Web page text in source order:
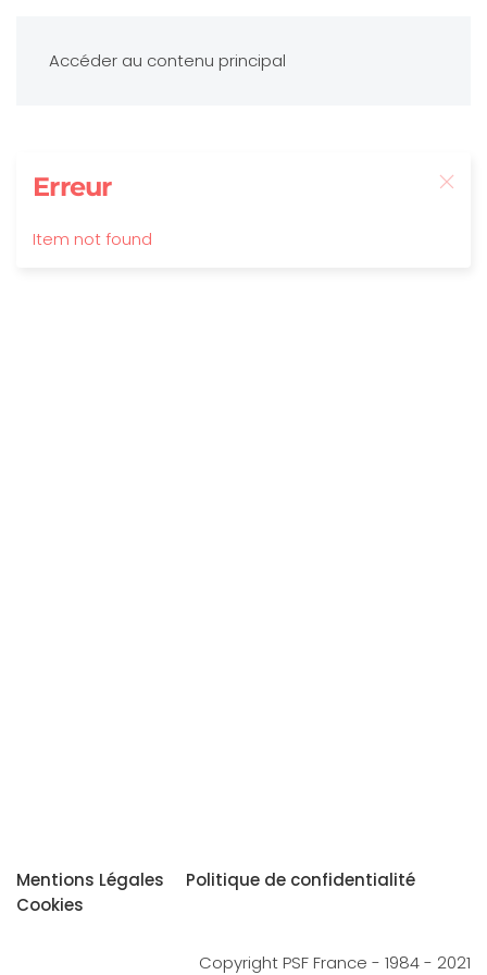
Accéder au contenu principal
Erreur
Item not found
Mentions Légales
Politique de confidentialité
Cookies
Copyright PSF France - 1984 - 2021